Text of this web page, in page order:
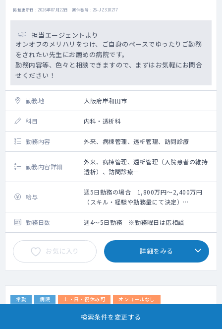
掲載更新日 : 2026年07月22日 案件番号 : 26-JZ310277
担当エージェントより
オンオフのメリハリをつけ、ご自身のペースでゆったりご勤務
をされたい先生にお薦めの病院です。
勤務内容等、色々と相談できますので、まずはお気軽にお問合
せください！
勤務地 大阪府岸和田市
科目 内科・透析科
勤務内容 外来、病棟管理、透析管理、訪問診療
勤務内容詳細
外来、病棟管理、透析管理（入院患者の維持
透析）、訪問診療
※訪問診療は免除の相談可能
給与
週5日勤務の場合 1,800万円～2,400万円
（スキル・経験や勤務量にて決定）
※週4日の場合は按分計算
勤務日数
週4～5日勤務 ※勤務曜日は応相談
お気に入り 詳細をみる
常勤 病院 土・日・祝休み可 オンコールなし
透析で有名な病院です検索条件を変更する